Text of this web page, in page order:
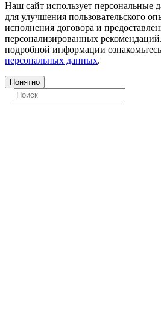
Наш сайт использует персональные
для улучшения пользовательского
исполнения договора и
персонализированных
подробной информации
персональных данных.
Понятно